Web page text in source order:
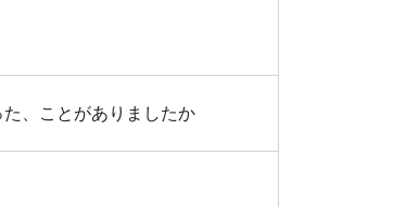
、ことがありましたか